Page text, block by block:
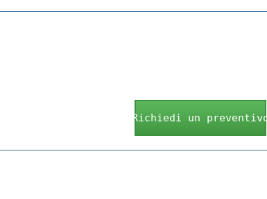
Richiedi un preventivo